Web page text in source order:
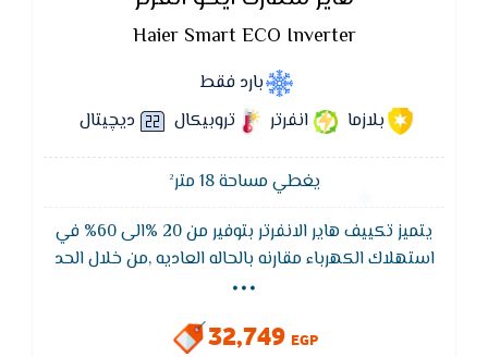
Haier Smart ECO Inverter
بارد فقط
بلازما
انفرتر تروبيكال ديچيتال
يغطي مساحة 18 متر²
يتميز تكييف هاير الانفرتر بتوفير من 20 %الى 60% في
استهلاك الكهرباء مقارنه بالحاله العاديه ,من خلال الحد
من بروده المكان وبدون القلق من فواتير الكهرباء و ايضا
يتميز باقل ضغط للكهرباء حيث انه يوفر فى استهلاك
الكهرباء بصورة كبيرة للغاية وهي أكبر مميزات تكييفات
...
32,749 EGP